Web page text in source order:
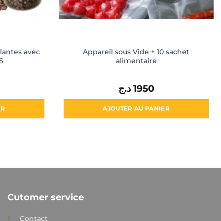
avec
Appareil sous Vide + 10 sachet
alimentaire
1950 د.ج
AJOUTER AU PANIER
Cutomer service
Contact